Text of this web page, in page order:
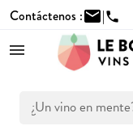
Contáctenos :mail|phone